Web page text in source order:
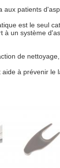
patients
est le seul
un système
de
à prévenir le